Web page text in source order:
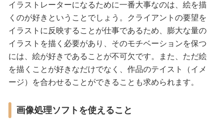
イラストレーターになるために一番大事なのは、絵を描
くのが好きということでしょう。クライアントの要望を
イラストに反映することが仕事であるため、膨大な量の
イラストを描く必要があり、そのモチベーションを保つ
には、絵が好きであることが不可欠です。また、ただ絵
を描くことが好きなだけでなく、作品のテイスト（イメ
ージ）を合わせることができることも求められます。
画像処理ソフトを使えること